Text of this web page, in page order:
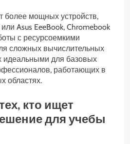
более мощных устройств,
или Asus EeeBook, Chromebook
с ресурсоемкими
сложных вычислительных
идеальными для базовых
работающих в
областях.
кто ищет
для учебы